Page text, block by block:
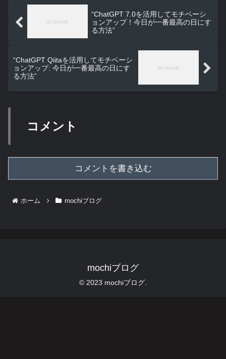
“ChatGPT 7.0を活用してモチベーシ
ョンアップ！今日が一番最高の日にす
る方法”
“ChatGPT Qiitaを活用してモチベーシ
ョンアップ: 今日が一番最高の日にす
る方法”
コメント
コメントを書き込む
ホーム mochiブログ
mochiブログ
© 2023 mochiブログ.